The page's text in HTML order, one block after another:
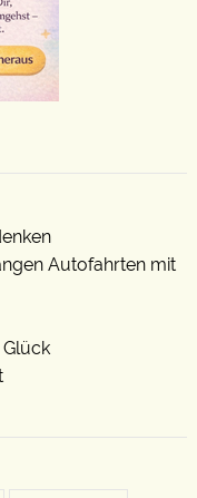
Autofahrten mit